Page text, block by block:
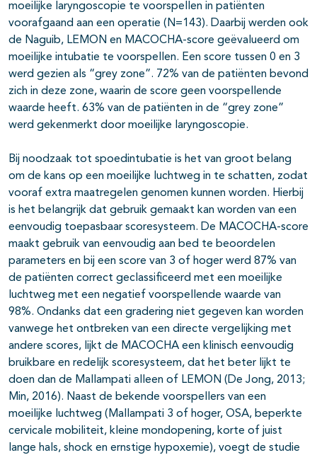
moeilijke laryngoscopie te voorspellen in patiënten
voorafgaand aan een operatie (N=143). Daarbij werden ook
de Naguib, LEMON en MACOCHA-score geëvalueerd om
moeilijke intubatie te voorspellen. Een score tussen 0 en 3
werd gezien als “grey zone”. 72% van de patiënten bevond
zich in deze zone, waarin de score geen voorspellende
waarde heeft. 63% van de patiënten in de “grey zone”
werd gekenmerkt door moeilijke laryngoscopie.
Bij noodzaak tot spoedintubatie is het van groot belang
om de kans op een moeilijke luchtweg in te schatten, zodat
vooraf extra maatregelen genomen kunnen worden. Hierbij
is het belangrijk dat gebruik gemaakt kan worden van een
eenvoudig toepasbaar scoresysteem. De MACOCHA-score
maakt gebruik van eenvoudig aan bed te beoordelen
parameters en bij een score van 3 of hoger werd 87% van
de patiënten correct geclassificeerd met een moeilijke
luchtweg met een negatief voorspellende waarde van
98%. Ondanks dat een gradering niet gegeven kan worden
vanwege het ontbreken van een directe vergelijking met
andere scores, lijkt de MACOCHA een klinisch eenvoudig
bruikbare en redelijk scoresysteem, dat het beter lijkt te
doen dan de Mallampati alleen of LEMON (De Jong, 2013;
Min, 2016). Naast de bekende voorspellers van een
moeilijke luchtweg (Mallampati 3 of hoger, OSA, beperkte
cervicale mobiliteit, kleine mondopening, korte of juist
lange hals, shock en ernstige hypoxemie), voegt de studie